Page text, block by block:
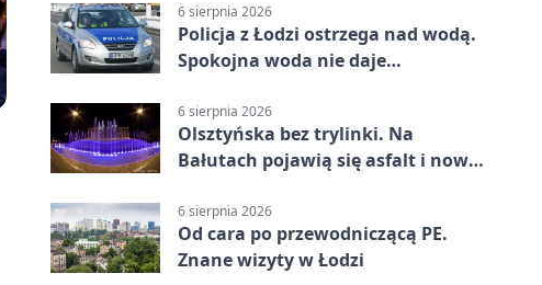
6 sierpnia 2026
Policja z Łodzi ostrzega nad wodą.
Spokojna woda nie daje
6 sierpnia 2026
Olsztyńska bez trylinki. Na
Bałutach pojawią się asfalt i nowe
6 sierpnia 2026
Od cara po przewodniczącą PE.
Znane wizyty w Łodzi